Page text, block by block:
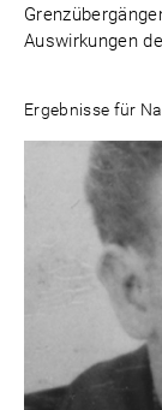
Auswirkungen
Ergebnisse für